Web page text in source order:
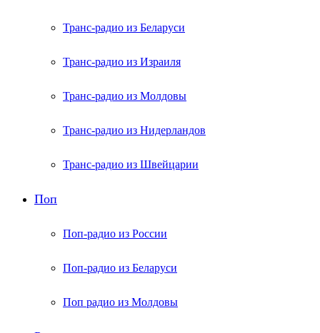
Транс-радио из Беларуси
Транс-радио из Израиля
Транс-радио из Молдовы
Транс-радио из Нидерландов
Транс-радио из Швейцарии
Поп
Поп-радио из России
Поп-радио из Беларуси
Поп радио из Молдовы